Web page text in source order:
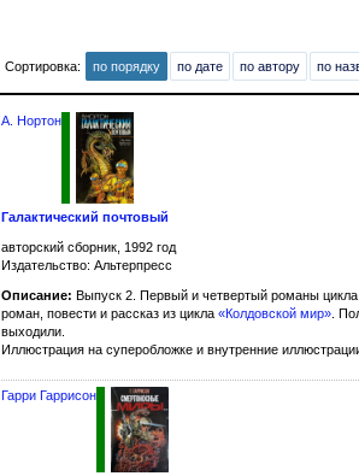
Сортировка: по порядку по дате по автору по
А. Нортон
Галактический почтовый
авторский сборник, 1992 год
Издательство: Альтерпресс
Описание: Выпуск 2. Первый и четвертый романы
роман, повести и рассказ из цикла«Колдовской мир» .
выходили.
Иллюстрация на суперобложке и внутренние
Гарри Гаррисон